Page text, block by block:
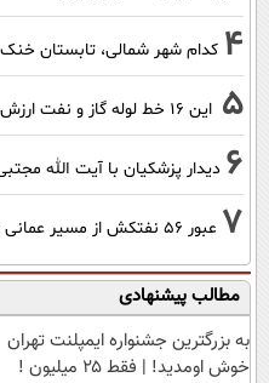
4 کدام شهر شمالی، تابستان
5 این 16 خط لوله گاز و نفت ارزش تنگه هرمز را به سمت صفر می برند
6 دیدار پزشکیان با آیت الله
7 عبور ۵۶ نفتکش از مسیر عمانی تنگه هرمز
مطالب پیشنهادی
به بزرگترین جشنواره ایمپلنت تهران
خوش اومدید! | فقط ۲۵ میلیون !